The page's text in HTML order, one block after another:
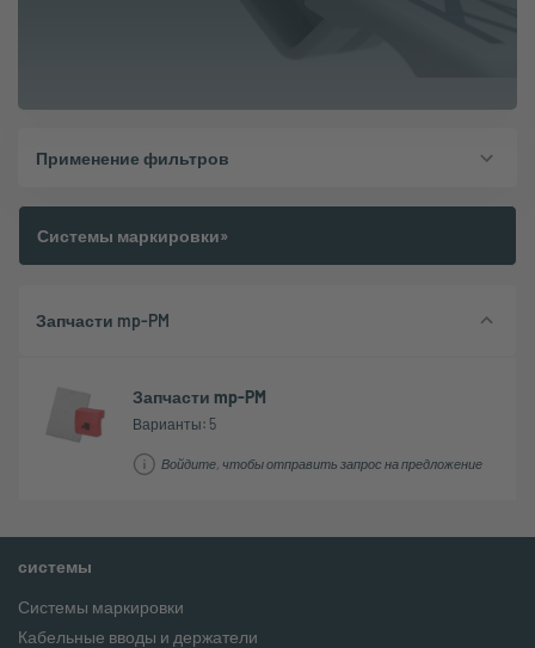
Применение фильтров
Системы маркировки»
Запчасти mp-PM
Запчасти mp-PM
Варианты: 5
Войдите, чтобы отправить запрос на предложение
системы
Системы маркировки
Кабельные вводы и держатели